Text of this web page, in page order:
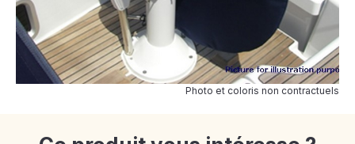
Photo et coloris non contractuels